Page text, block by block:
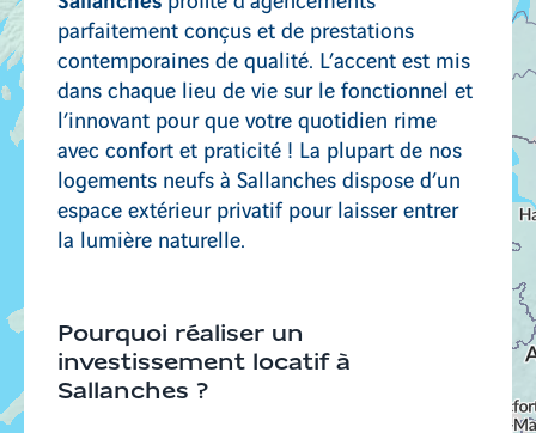
parfaitement conçus et de prestations
contemporaines de qualité. L’accent est mis
dans chaque lieu de vie sur le fonctionnel et
l’innovant pour que votre quotidien rime
avec confort et praticité ! La plupart de nos
logements neufs à Sallanches dispose d’un
espace extérieur privatif pour laisser entrer
la lumière naturelle.
Pourquoi réaliser un
investissement locatif à
Sallanches ?